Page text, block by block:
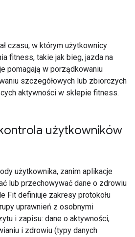
czasu, w którym użytkownicy
fitness, takie jak bieg, jazda na
pomagają w porządkowaniu
szczegółowych lub zbiorczych
aktywności w sklepie fitness.
użytkowników
użytkownika, zanim aplikacje
lub przechowywać dane o zdrowiu
Fit definiuje zakresy protokołu
uprawnień z osobnymi
i zapisu: dane o aktywności,
i zdrowiu (typy danych